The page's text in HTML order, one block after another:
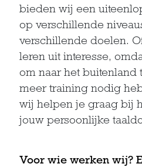
bieden wij een
op verschillende
verschillende doelen.
leren uit interesse,
om naar het buitenland
meer training nodig
wij helpen je graag bij
jouw persoonlijke
Voor wie werken wij?